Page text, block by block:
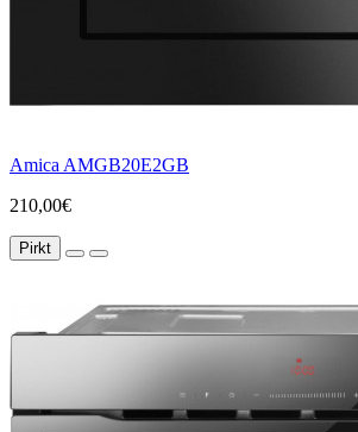
Amica AMGB20E2GB
210,00€
Pirkt